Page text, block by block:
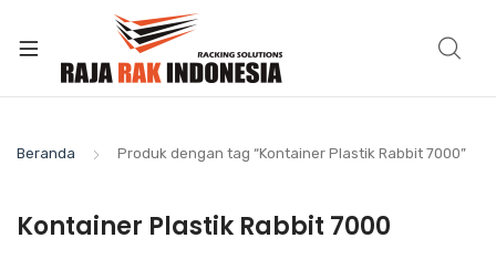
Beranda Produk dengan tag “Kontainer Plastik Rabbit 7000”
Kontainer Plastik Rabbit 7000